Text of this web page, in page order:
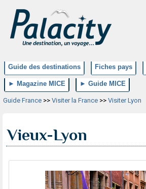
Guide des destinations Fiches pays
► Magazine MICE ► Guide MICE
Guide France >> Visiter la France >> Visiter Lyon
Vieux-Lyon